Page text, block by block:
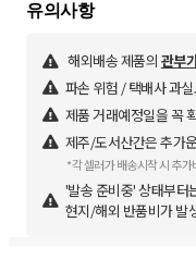
유의사항
해외배송 제품의 관부
파손 위험 / 택배사 과
제품 거래예정일을 꼭
제주/도서산간은 추가
*각 셀러가 배송시작 시 추
'발송 준비중' 상태부터
현지/해외 반품비가 발